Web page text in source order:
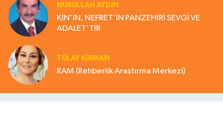
NURULLAH AYDIN
KİN'İN, NEFRET'İN PANZEHİRİ SEVGİ VE
ADALET'TİR
TÜLAY KİRMAN
RAM (Rehberlik Araştırma Merkezi)